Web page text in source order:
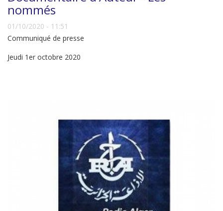
nommés
01/10/2020 - 11:51
Communiqué de presse
Jeudi 1er octobre 2020